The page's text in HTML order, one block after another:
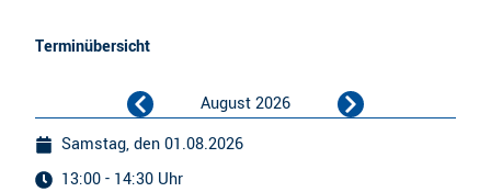
Terminübersicht
August 2026
Samstag, den 01.08.2026
13:00 - 14:30 Uhr